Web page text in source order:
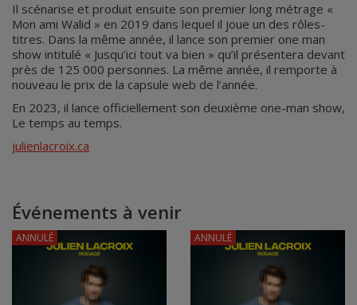
Il scénarise et produit ensuite son premier long métrage «
Mon ami Walid » en 2019 dans lequel il joue un des rôles-
titres. Dans la même année, il lance son premier one man
show intitulé « Jusqu’ici tout va bien » qu’il présentera devant
près de 125 000 personnes. La même année, il remporte à
nouveau le prix de la capsule web de l’année.
En 2023, il lance officiellement son deuxième one-man show,
Le temps au temps.
julienlacroix.ca
Événements à venir
ANNULÉ ANNULÉ